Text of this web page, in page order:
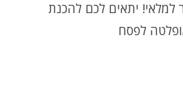
יתאים לכם להכנת
לפסח